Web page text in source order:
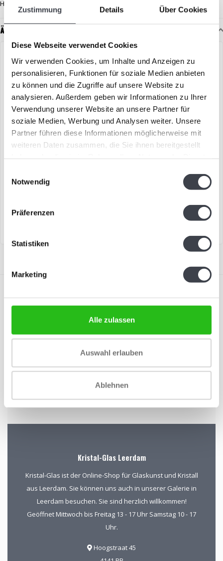
Zustimmung Details Über Cookies
Diese Webseite verwendet Cookies
Wir verwenden Cookies, um Inhalte und Anzeigen zu
personalisieren, Funktionen für soziale Medien anbieten
zu können und die Zugriffe auf unsere Website zu
analysieren. Außerdem geben wir Informationen zu Ihrer
Verwendung unserer Website an unsere Partner für
soziale Medien, Werbung und Analysen weiter. Unsere
Partner führen diese Informationen möglicherweise mit
weiteren Daten zusammen, die Sie ihnen bereitgestellt
Notwendig
Präferenzen
Statistiken
Marketing
Alle zulassen
Auswahl erlauben
Ablehnen
Handwerkskunst und das Spiel des Lichts im Kristall.
Ähnliche Artikel
Schöne Glaskunstvase in
„Kristalltraum“ – Eleganz in
„Kristalltraum“, handgefertigt
aus reinstem Kristall, in dem
Bleiben Sie auf dem Laufenden und erhalten Sie einen
Rabatt von 10 %
Kristal-Glas Leerdam
Kristal-Glas ist der Online-Shop für Glaskunst und Kristall
aus Leerdam. Sie können uns auch in unserer Galerie in
Leerdam besuchen. Sie sind herzlich willkommen!
Geöffnet Mittwoch bis Freitag 13 - 17 Uhr Samstag 10 - 17
Uhr.
Hoogstraat 45